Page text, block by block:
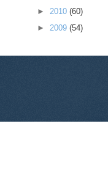
► 2010 (60)
► 2009 (54)